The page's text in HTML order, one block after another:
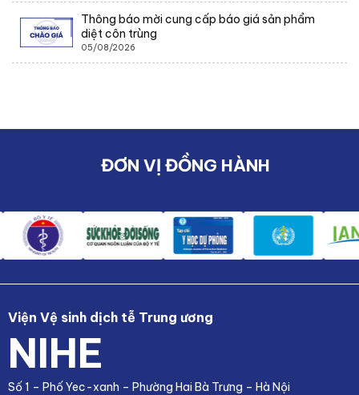
Thông báo mời cung cấp báo giá sản phẩm
diệt côn trùng
05/08/2026
ĐƠN VỊ ĐỒNG HÀNH
Viện Vệ sinh dịch tễ Trung ương
NIHE
Số 1 – Phố Yec-xanh – Phường Hai Bà Trưng – Hà Nội